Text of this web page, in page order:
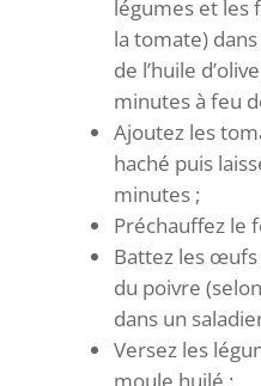
légumes et les
la tomate)
de l’huile
minutes à feu
Ajoutez les
haché puis
minutes ;
Préchauffez le
Battez les œufs
du poivre
dans un
Versez les